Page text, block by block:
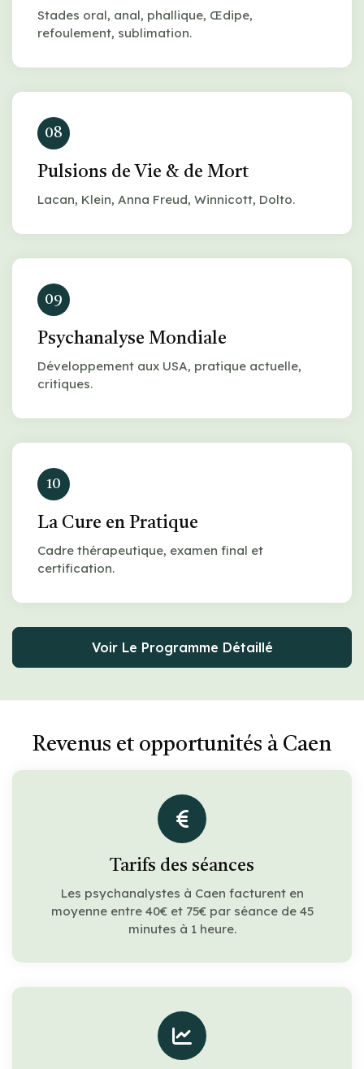
Stades oral, anal, phallique, Œdipe,
refoulement, sublimation.
08
Pulsions de Vie & de Mort
Lacan, Klein, Anna Freud, Winnicott, Dolto.
09
Psychanalyse Mondiale
Développement aux USA, pratique actuelle,
critiques.
10
La Cure en Pratique
Cadre thérapeutique, examen final et
certification.
Voir Le Programme Détaillé
Revenus et opportunités à Caen
Tarifs des séances
Les psychanalystes à Caen facturent en
moyenne entre 40€ et 75€ par séance de 45
minutes à 1 heure.